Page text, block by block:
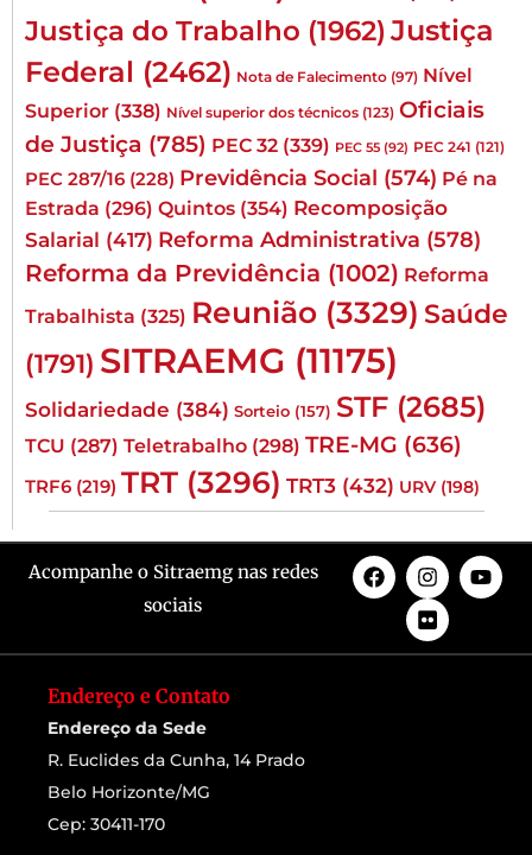
Justiça do Trabalho (1962) Justiça
Federal (2462) Nota de Falecimento (97) Nível
Superior (338) Nível superior dos técnicos (123) Oficiais
de Justiça (785) PEC 32 (339) PEC 55 (92) PEC 241 (121)
PEC 287/16 (228) Previdência Social (574) Pé na
Estrada (296) Quintos (354) Recomposição
Salarial (417) Reforma Administrativa (578)
Reforma da Previdência (1002) Reforma
Trabalhista (325) Reunião (3329) Saúde
(1791) SITRAEMG (11175)
Solidariedade (384) Sorteio (157) STF (2685)
TCU (287) Teletrabalho (298) TRE-MG (636)
TRF6 (219) TRT (3296) TRT3 (432) URV (198)
Acompanhe o Sitraemg nas redes
sociais
Endereço e Contato
Endereço da Sede
R. Euclides da Cunha, 14 Prado
Belo Horizonte/MG
Cep: 30411-170